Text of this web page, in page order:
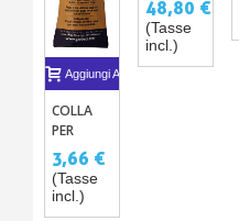
Aggiungi Al Carrello
COLLA
PER
DORATURA
IN
RILIEVO -
MIXTION
3,66 €
(Tasse
incl.)
SPECCHIO
AL
PENNELLO
48,80 €
(Tasse
incl.)